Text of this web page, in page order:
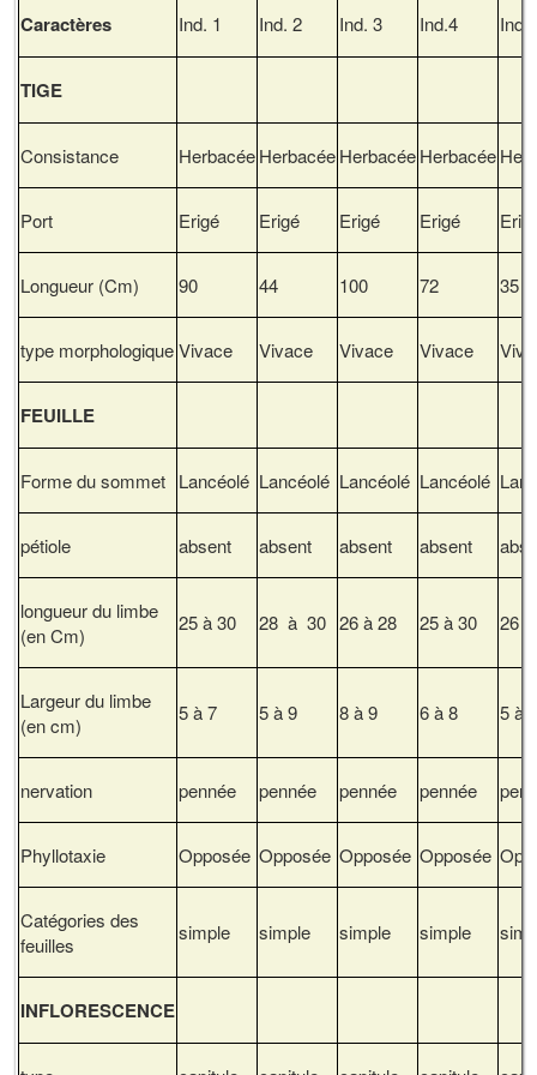
Caractères Ind. 1 Ind. 2 Ind. 3 Ind.4
TIGE
Consistance HerbacéeHerbacéeHerbacéeHerbacée
Port Erigé Erigé Erigé Erigé
Longueur (Cm) 90 44 100 72 35
type morphologique Vivace Vivace Vivace Vivace
FEUILLE
Forme du sommet Lancéolé Lancéolé Lancéolé Lancéolé
pétiole absent absent absent absent
longueur du limbe
(en Cm)
25 à 30 28 à 30 26 à 28 25 à 30 26
Largeur du limbe
(en cm)
5 à 7 5 à 9 8 à 9 6 à 8 5 à
nervation pennée pennée pennée pennée
Phyllotaxie Opposée Opposée Opposée Opposée
Catégories des
feuilles
simple simple simple simple
INFLORESCENCE